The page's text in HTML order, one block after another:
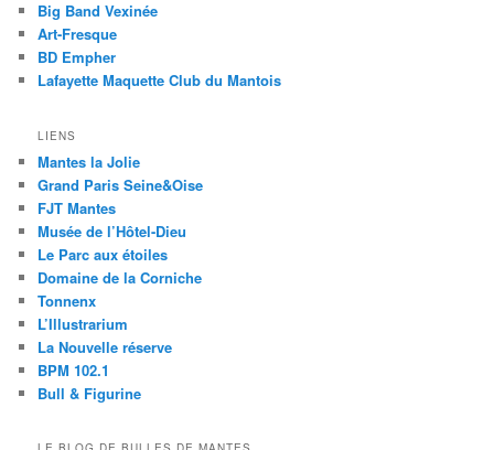
Big Band Vexinée
Art-Fresque
BD Empher
Lafayette Maquette Club du Mantois
LIENS
Mantes la Jolie
Grand Paris Seine&Oise
FJT Mantes
Musée de l’Hôtel-Dieu
Le Parc aux étoiles
Domaine de la Corniche
Tonnenx
L’Illustrarium
La Nouvelle réserve
BPM 102.1
Bull & Figurine